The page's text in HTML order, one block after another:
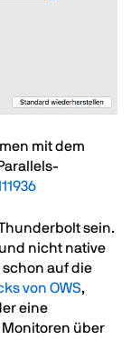
mit dem
sein.
nicht native
schon auf die
von OWS,
eine
Monitoren über